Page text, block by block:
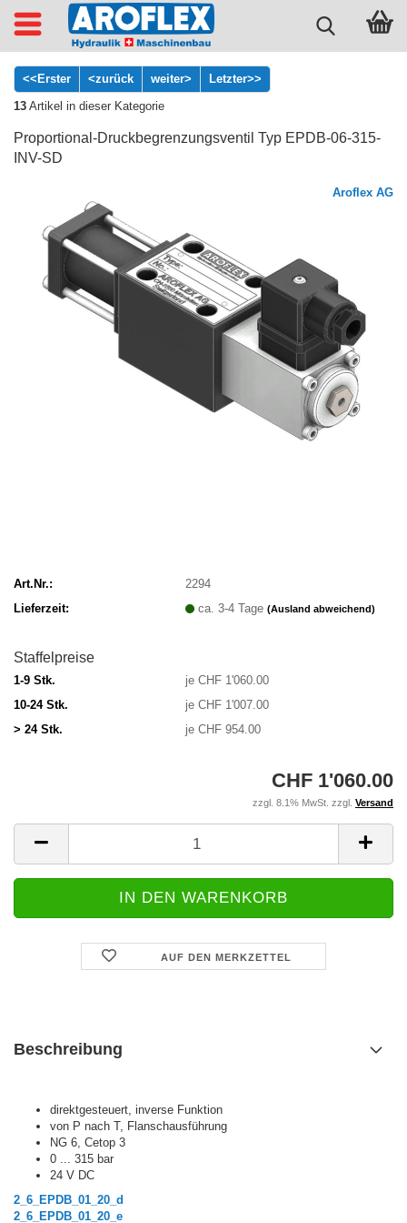
<<Erster <zurück weiter>
Letzter>>
13 Artikel in dieser Kategorie
Proportional-Druckbegrenzungsventil Typ EPDB-06-315-
INV-SD
Aroflex AG
Art.Nr.:
2294
Lieferzeit:
ca. 3-4 Tage(Ausland abweichend)
Staffelpreise
1-9 Stk.
je CHF 1'060.00
10-24 Stk.
je CHF 1'007.00
> 24 Stk.
je CHF 954.00
CHF 1'060.00
zzgl. 8.1% MwSt. zzgl. Versand
AUF DEN MERKZETTEL
Beschreibung
direktgesteuert, inverse Funktion
von P nach T, Flanschausführung
NG 6, Cetop 3
0 ... 315 bar
24 V DC
2_6_EPDB_01_20_d
2_6_EPDB_01_20_e